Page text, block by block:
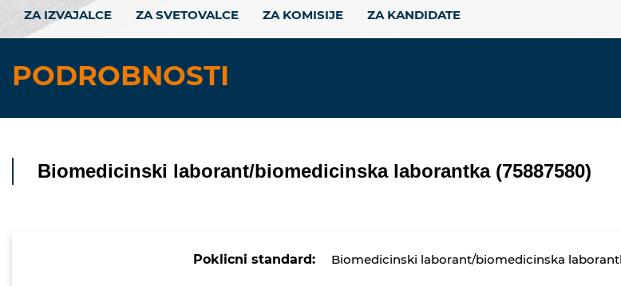
ZA IZVAJALCE ZA SVETOVALCE ZA KOMISIJE ZA KANDIDATE
PODROBNOSTI
Biomedicinski laborant/biomedicinska laborantka (75887580)
Poklicni standard: Biomedicinski laborant/biomedicinska